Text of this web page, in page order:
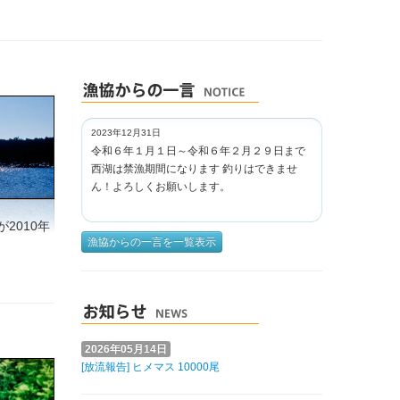
2010年
2023年12月31日
令和６年１月１日～令和６年２月２９日まで
西湖は禁漁期間になります 釣りはできませ
ん！よろしくお願いします。
漁協からの一言を一覧表示
2026年05月14日
[放流報告] ヒメマス 10000尾